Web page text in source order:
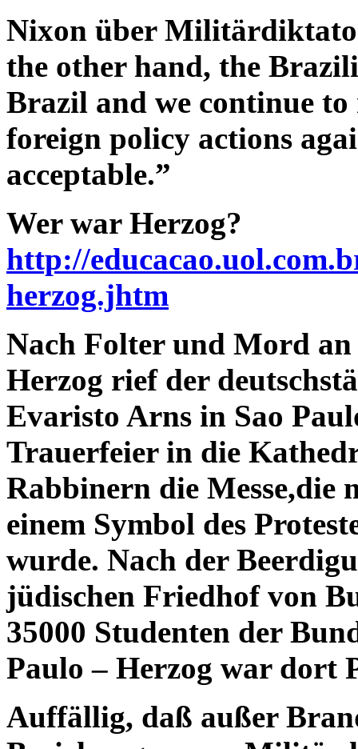
Nixon über
the other hand, the
Brazil and we continue
foreign policy actions
acceptable.”
Wer war Herzog?
http://
herzog.jhtm
Nach Folter und Mord
Herzog rief der
Evaristo Arns in Sao
Trauerfeier in die
Rabbinern die Messe,die
einem Symbol des
wurde. Nach der
jüdischen Friedhof von
35000 Studenten der
Paulo – Herzog war dort
Auffällig, daß außer